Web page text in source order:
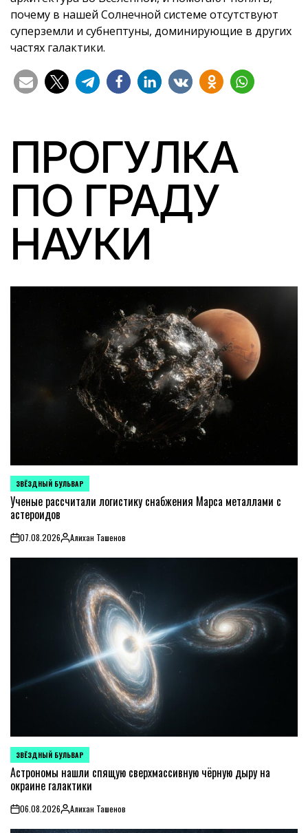
почему в нашей Солнечной системе отсутствуют
суперземли и субнептуны, доминирующие в других
частях галактики.
ПРОГУЛКА
ПО ГРАДУ
НАУКИ
POSTED
IN
ЗВЁЗДНЫЙ БУЛЬВАР
Ученые рассчитали логистику снабжения Марса металлами с
астероидов
on07.08.2026Posted
by
Алихан Ташенов
POSTED
IN
ЗВЁЗДНЫЙ БУЛЬВАР
Астрономы нашли спящую сверхмассивную чёрную дыру на
окраине галактики
on06.08.2026Posted
by
Алихан Ташенов